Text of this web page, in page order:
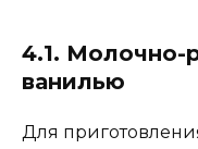
4.1. Молочно-
ванилью
Для